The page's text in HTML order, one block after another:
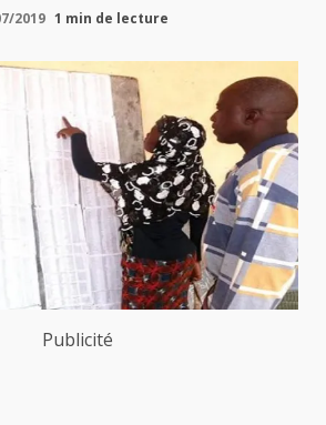
2019 1 min de lecture
Publicité